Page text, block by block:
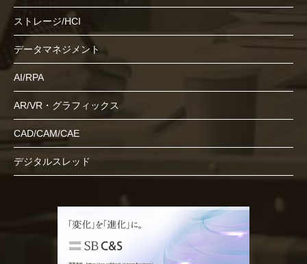
ストレージ/HCI
データマネジメント
AI/RPA
AR/VR・グラフィックス
CAD/CAM/CAE
デジタルスレッド